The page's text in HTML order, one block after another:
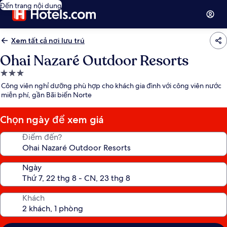
Đến trang nội dung
Xem tất cả nơi lưu trú
Ohai Nazaré Outdoor Resorts
Nơi
lưu
trú
3.0
sao
Công viên nghỉ dưỡng phù hợp cho khách gia đình với công viên nước
miễn phí, gần Bãi biển Norte
Chọn ngày để xem giá
Điểm đến?
Ngày
Khách